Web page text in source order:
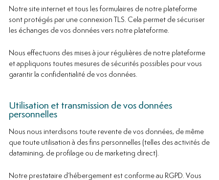
Notre site internet et tous les formulaires de notre plateforme
sont protégés par une connexion TLS. Cela permet de sécuriser
les échanges de vos données vers notre plateforme.
Nous effectuons des mises à jour régulières de notre plateforme
et appliquons toutes mesures de sécurités possibles pour vous
garantir la confidentialité de vos données.
Utilisation et transmission de vos données
personnelles
Nous nous interdisons toute revente de vos données, de même
que toute utilisation à des fins personnelles (telles des activités de
datamining, de profilage ou de marketing direct).
Notre prestataire d’hébergement est conforme au RGPD. Vous